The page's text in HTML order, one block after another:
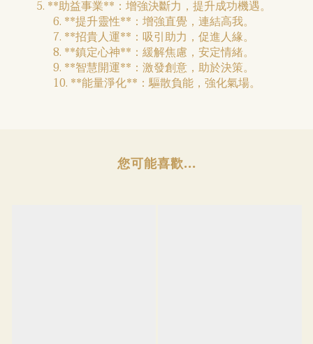
5. **助益事業**：增強決斷力，提升成功機遇。
6. **提升靈性**：增強直覺，連結高我。
7. **招貴人運**：吸引助力，促進人緣。
8. **鎮定心神**：緩解焦慮，安定情緒。
9. **智慧開運**：激發創意，助於決策。
10. **能量淨化**：驅散負能，強化氣場。
您可能喜歡...